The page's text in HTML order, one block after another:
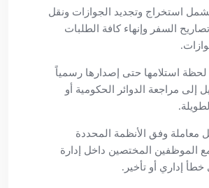
استخراج وتجديد الجوازات ونقل
السفر وإنهاء كافة الطلبات
لحظة استلامها حتى إصدارها رسمياً
إلى مراجعة الدوائر الحكومية أو
وفق الأنظمة المحددة
الموظفين المختصين داخل إدارة
إداري أو تأخير.